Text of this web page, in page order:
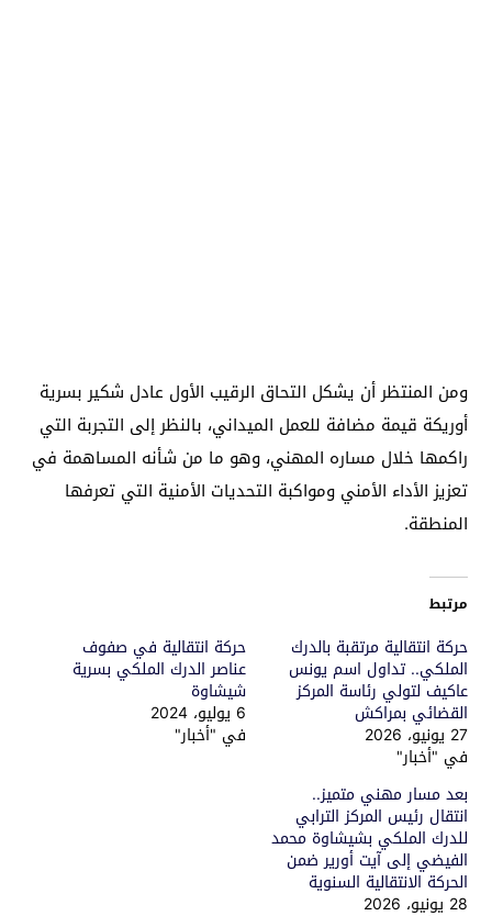
ومن المنتظر أن يشكل التحاق الرقيب الأول عادل شكير بسرية
أوريكة قيمة مضافة للعمل الميداني، بالنظر إلى التجربة التي
راكمها خلال مساره المهني، وهو ما من شأنه المساهمة في
تعزيز الأداء الأمني ومواكبة التحديات الأمنية التي تعرفها
المنطقة.
مرتبط
حركة انتقالية مرتقبة بالدرك
الملكي.. تداول اسم يونس
عاكيف لتولي رئاسة المركز
القضائي بمراكش
27 يونيو، 2026
في "أخبار"
حركة انتقالية في صفوف
عناصر الدرك الملكي بسرية
شيشاوة
6 يوليو، 2024
في "أخبار"
بعد مسار مهني متميز..
انتقال رئيس المركز الترابي
للدرك الملكي بشيشاوة محمد
الفيضي إلى آيت أورير ضمن
الحركة الانتقالية السنوية
28 يونيو، 2026